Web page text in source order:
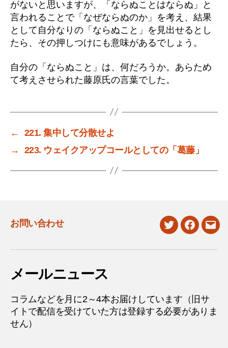
がないと思いますが、「ならぬことはならぬ」と
言われることで「なぜならぬのか」を考え、結果
として自分なりの「ならぬこと」を見出せるとし
たら、その押しつけにも意味があるでしょう。
自分の「ならぬこと」は、何だろうか。あらため
て考えさせられた藤原氏の言葉でした。
←
221. 集中して分散せよ
→
223. ウェイクアップコールとしての「葛藤」
お問い合わせ
twitterfacebook
メールニュース
コラムなどを月に2～4本お届けしています（旧サ
イトで配信を受けていた方は登録する必要がありま
せん）